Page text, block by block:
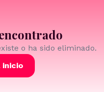
o ha sido eliminado.
inicio